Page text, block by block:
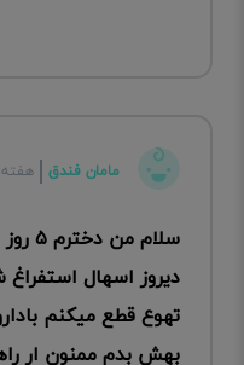
مامان فندق هفته
دیروز اسهال
تهوع قطع میکنم
بهش بدم ممنون ار